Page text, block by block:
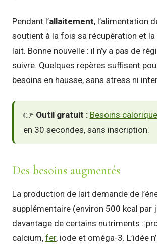
Pendant l’allaitement, l’alimentation
soutient à la fois sa récupération et
lait. Bonne nouvelle : il n’y a pas de
suivre. Quelques repères suffisent
besoins en hausse, sans stress ni
👉 Outil gratuit : Besoins
en 30 secondes, sans inscription.
Des besoins augmentés
La production de lait demande de
supplémentaire (environ 500 kcal par
davantage de certains nutriments :
calcium, fer, iode et oméga-3. L’idée